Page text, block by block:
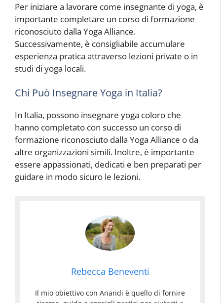
Per iniziare a lavorare come insegnante di yoga, è
importante completare un corso di formazione
riconosciuto dalla Yoga Alliance.
Successivamente, è consigliabile accumulare
esperienza pratica attraverso lezioni private o in
studi di yoga locali.
Chi Può Insegnare Yoga in Italia?
In Italia, possono insegnare yoga coloro che
hanno completato con successo un corso di
formazione riconosciuto dalla Yoga Alliance o da
altre organizzazioni simili. Inoltre, è importante
essere appassionati, dedicati e ben preparati per
guidare in modo sicuro le lezioni.
Rebecca Beneventi
Il mio obiettivo con Anandi è quello di fornire